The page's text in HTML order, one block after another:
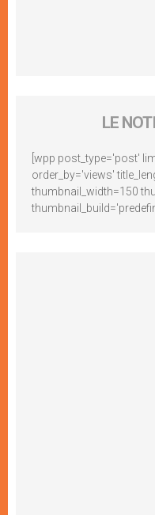
LE
[wpp post_type='post'
order_by='views'
thumbnail_width=150